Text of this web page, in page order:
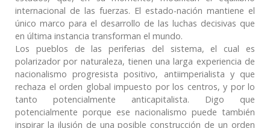
internacional de las fuerzas. El estado-nación mantiene el
único marco para el desarrollo de las luchas decisivas que
en última instancia transforman el mundo.
Los pueblos de las periferias del sistema, el cual es
polarizador por naturaleza, tienen una larga experiencia de
nacionalismo progresista positivo, antiimperialista y que
rechaza el orden global impuesto por los centros, y por lo
tanto potencialmente anticapitalista. Digo que
potencialmente porque ese nacionalismo puede también
inspirar la ilusión de una posible construcción de un orden